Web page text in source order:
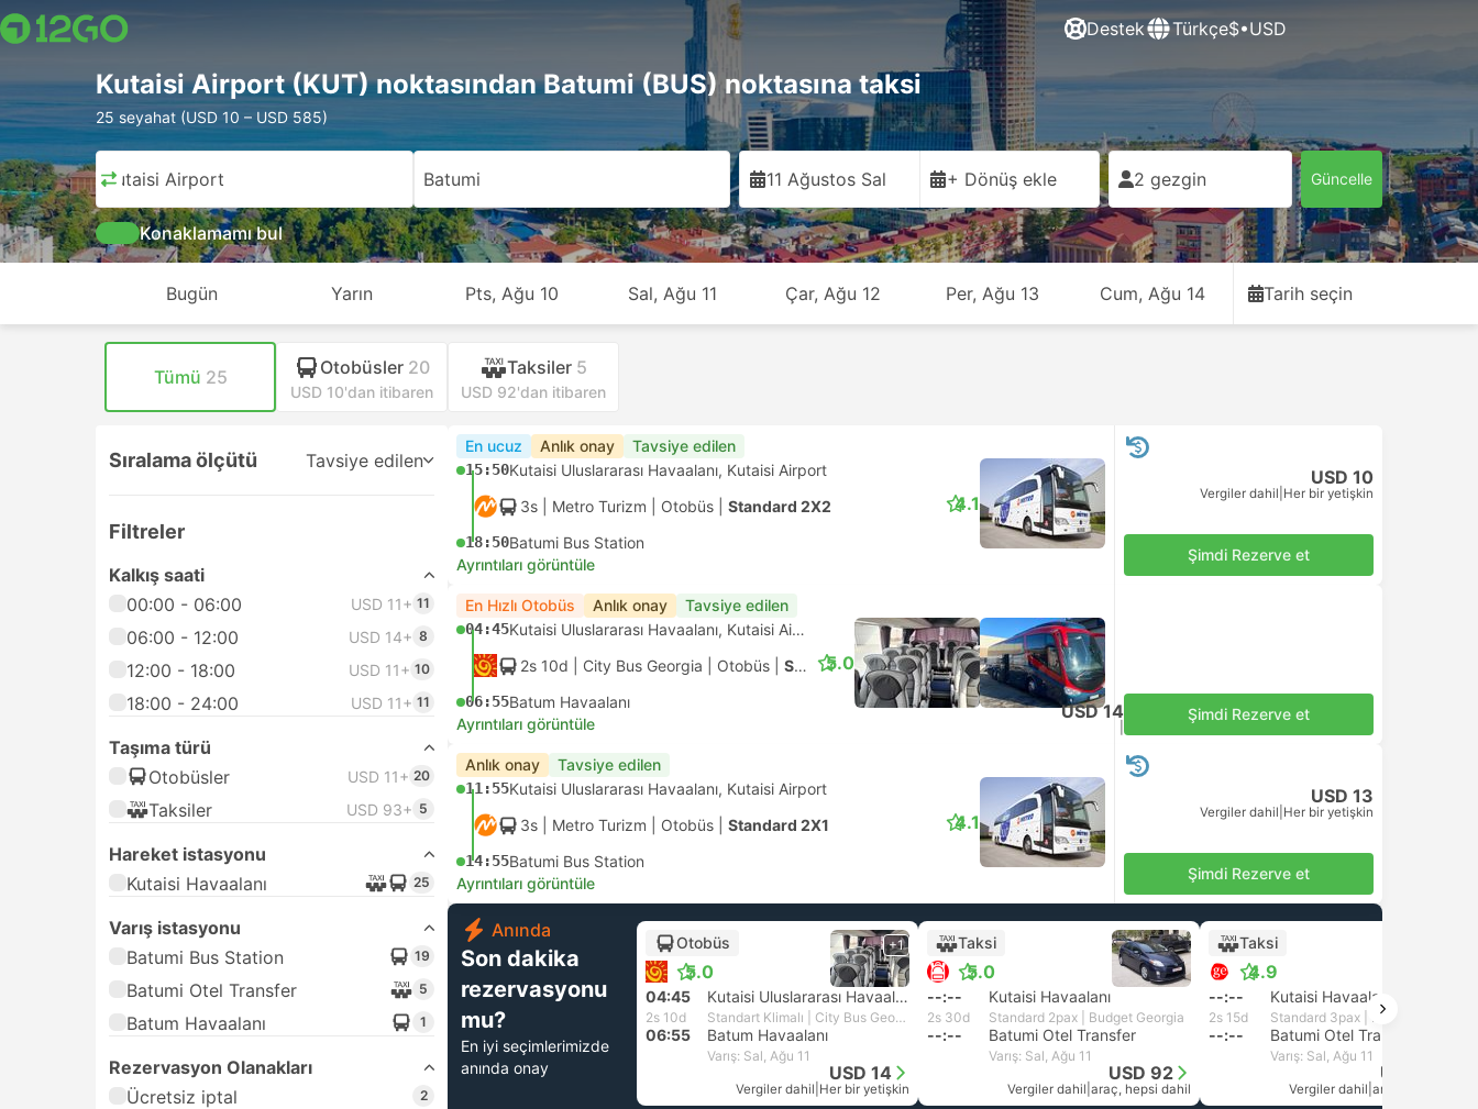
Destek Türkçe$•USD
Kutaisi Airport (KUT) noktasından Batumi (BUS) noktasına taksi
25 seyahat (USD 10 – USD 585)
Kutaisi Airport Batumi 11 Ağustos Sal + Dönüş ekle 2 gezgin Güncelle
Konaklamamı bul
Bugün Yarın Pts, Ağu 10 Sal, Ağu 11 Çar, Ağu 12 Per, Ağu 13 Cum, Ağu 14 Tarih seçin
Tümü 25 Otobüsler 20
USD 10'dan itibaren
Taksiler 5
USD 92'dan itibaren
Sıralama ölçütü Tavsiye edilen
Filtreler
Kalkış saati
00:00 - 06:00
USD 11+ 11
06:00 - 12:00 USD 14+ 8
12:00 - 18:00 USD 11+ 10
18:00 - 24:00 USD 11+ 11
Taşıma türü
Otobüsler
USD 11+ 20
Taksiler USD 93+ 5
Hareket istasyonu
Kutaisi Havaalanı
25
Varış istasyonu
Batumi Bus Station
19
Batumi Otel Transfer 5
Batum Havaalanı 1
Rezervasyon Olanakları
Ücretsiz iptal
2
En ucuz Anlık onay Tavsiye edilen
15:50Kutaisi Uluslararası Havaalanı, Kutaisi Airport
3s | Metro Turizm Otobüs Standard 2X2
18:50Batumi Bus Station
4.1
Ayrıntıları görüntüle
USD 10
Vergiler dahil Her bir yetişkin
Şimdi Rezerve et
En Hızlı Otobüs Anlık onay Tavsiye edilen
04:45
Kutaisi Uluslararası Havaalanı, Kutaisi Airport
2s 10d | City Bus Georgia Otobüs Standart Klimalı
06:55Batum Havaalanı
5.0
Ayrıntıları görüntüle
USD 14
Vergiler dahil
Her bir yetişkin
Şimdi Rezerve et
Anlık onay Tavsiye edilen
11:55Kutaisi Uluslararası Havaalanı, Kutaisi Airport
3s | Metro Turizm Otobüs Standard 2X1
14:55Batumi Bus Station
4.1
Ayrıntıları görüntüle
USD 13
Vergiler dahil Her bir yetişkin
Şimdi Rezerve et
Anında
Son dakika
rezervasyonu
mu?
En iyi seçimlerimizde
anında onay
Otobüs
5.0
+1
04:45 Kutaisi Uluslararası Havaalanı, Kutaisi Airport
2s 10d Standart Klimalı | City Bus Georgia
06:55 Batum Havaalanı
Varış: Sal, Ağu 11
USD 14
Vergiler dahil Her bir yetişkin
Taksi
5.0
--:-- Kutaisi Havaalanı
2s 30d Standard 2pax | Budget Georgia
--:-- Batumi Otel Transfer
Varış: Sal, Ağu 11
USD 92
Vergiler dahil araç, hepsi dahil
Taksi
4.9
--:-- Kutaisi Havaalanı
2s 15d Standard 3pax | Friendly ge
--:-- Batumi Otel Transfer
Varış: Sal, Ağu 11
USD 183
Vergiler dahil araç, hepsi dahil